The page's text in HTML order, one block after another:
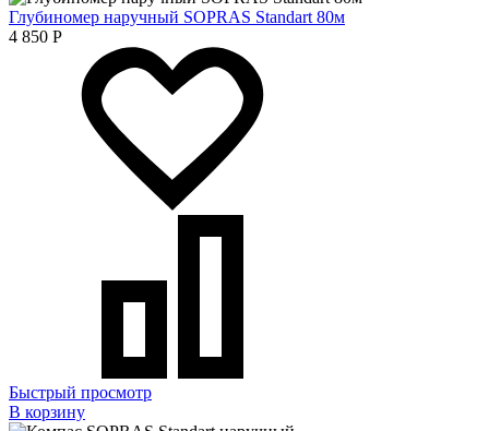
Глубиномер наручный SOPRAS Standart 80м
4 850 Р
Быстрый просмотр
В корзину